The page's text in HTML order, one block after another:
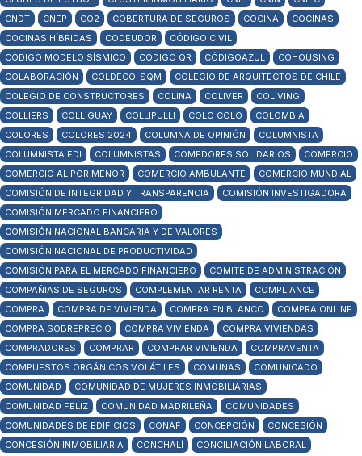
CNDT
CNEP CO2 COBERTURA DE SEGUROS COCINA
COCINAS
COCINAS HÍBRIDAS
CODEUDOR
CÓDIGO CIVIL
CÓDIGO MODELO SÍSMICO
CÓDIGO QR CÓDIGOAZUL
COHOUSING
COLABORACIÓN
COLDECO-SQM
COLEGIO DE ARQUITECTOS DE CHILE
COLEGIO DE CONSTRUCTORES
COLINA COLIVER
COLIVING
COLLIERS
COLLIGUAY COLLIPULLI COLO COLO
COLOMBIA
COLORES
COLORES 2024 COLUMNA DE OPINIÓN
COLUMNISTA
COLUMNISTA EDI
COLUMNISTAS COMEDORES SOLIDARIOS
COMERCIO
COMERCIO AL POR MENOR
COMERCIO AMBULANTE
COMERCIO MUNDIAL
COMISIÓN DE INTEGRIDAD Y TRANSPARENCIA
COMISIÓN INVESTIGADORA
COMISIÓN MERCADO FINANCIERO
COMISIÓN NACIONAL BANCARIA Y DE VALORES
COMISIÓN NACIONAL DE PRODUCTIVIDAD
COMISIÓN PARA EL MERCADO FINANCIERO
COMITÉ DE ADMINISTRACIÓN
COMPAÑIAS DE SEGUROS
COMPLEMENTAR RENTA
COMPLIANCE
COMPRA
COMPRA DE VIVIENDA COMPRA EN BLANCO
COMPRA ONLINE
COMPRA SOBREPRECIO
COMPRA VIVIENDA
COMPRA VIVIENDAS
COMPRADORES
COMPRAR COMPRAR VIVIENDA
COMPRAVENTA
COMPUESTOS ORGÁNICOS VOLÁTILES
COMUNAS
COMUNICADO
COMUNIDAD
COMUNIDAD DE MUJERES INMOBILIARIAS
COMUNIDAD FELIZ
COMUNIDAD MADRILEÑA
COMUNIDADES
COMUNIDADES DE EDIFICIOS
CONAF CONCEPCIÓN
CONCESIÓN
CONCESIÓN INMOBILIARIA
CONCHALÍ
CONCILIACIÓN LABORAL